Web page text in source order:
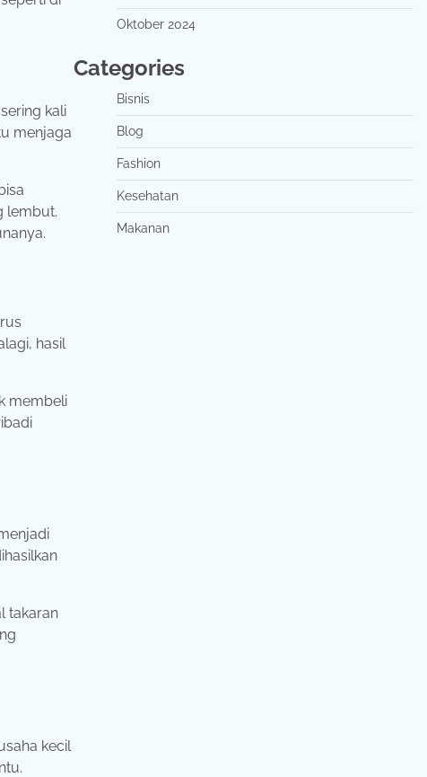
kali
menjaga
lembut.
hasil
membeli
takaran
kecil
Oktober 2024
Categories
Bisnis
Blog
Fashion
Kesehatan
Makanan